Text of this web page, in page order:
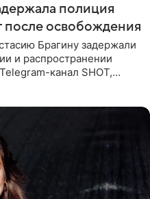
полиция
после освобождения
Брагину задержали
и распространении
канал SHOT,